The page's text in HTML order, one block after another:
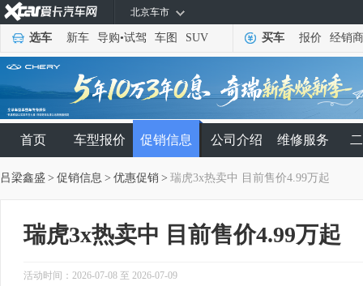
北京车市
选车 新车 导购•试驾 车图 SUV 买车 报价 经销商
首页 车型报价 促销信息 公司介绍 维修服务
吕梁鑫盛 > 促销信息 > 优惠促销 > 瑞虎3x热卖中 目前售价4.99万起
瑞虎3x热卖中 目前售价4.99万起
活动时间：2026-07-08 至 2026-07-09